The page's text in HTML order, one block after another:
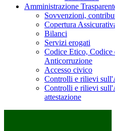
Amministrazione
Sovvenzioni,
Copertura
Bilanci
Servizi erogati
Codice Etico, Codice
Anticorruzione
Accesso civico
Controlli e rilievi
Controlli e rilievi
attestazione